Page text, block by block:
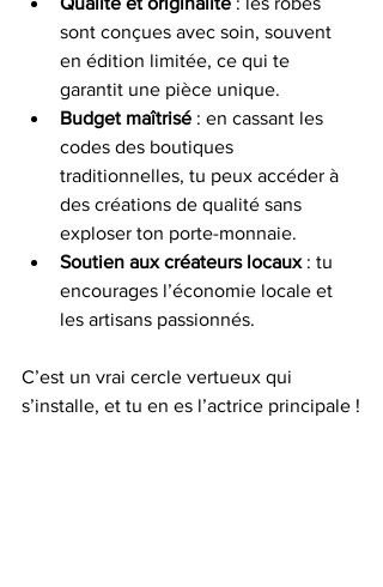
sont conçues avec soin, souvent
en édition limitée, ce qui te
garantit une pièce unique.
Budget maîtrisé : en cassant les
codes des boutiques
traditionnelles, tu peux accéder à
des créations de qualité sans
exploser ton porte-monnaie.
Soutien aux créateurs locaux : tu
encourages l’économie locale et
les artisans passionnés.
C’est un vrai cercle vertueux qui
s’installe, et tu en es l’actrice principale !